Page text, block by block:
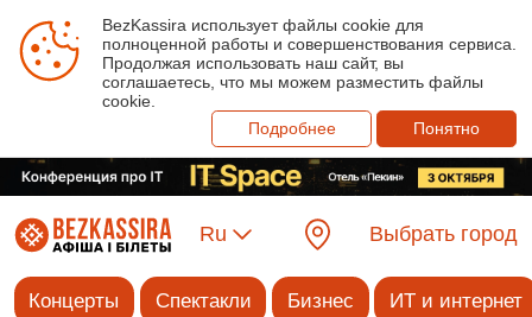
BezKassira использует файлы cookie для
полноценной работы и совершенствования сервиса.
Продолжая использовать наш сайт, вы
соглашаетесь, что мы можем разместить файлы
cookie.
Подробнее
Понятно
Ru Выбрать город
Концерты Спектакли Бизнес ИТ и интернет